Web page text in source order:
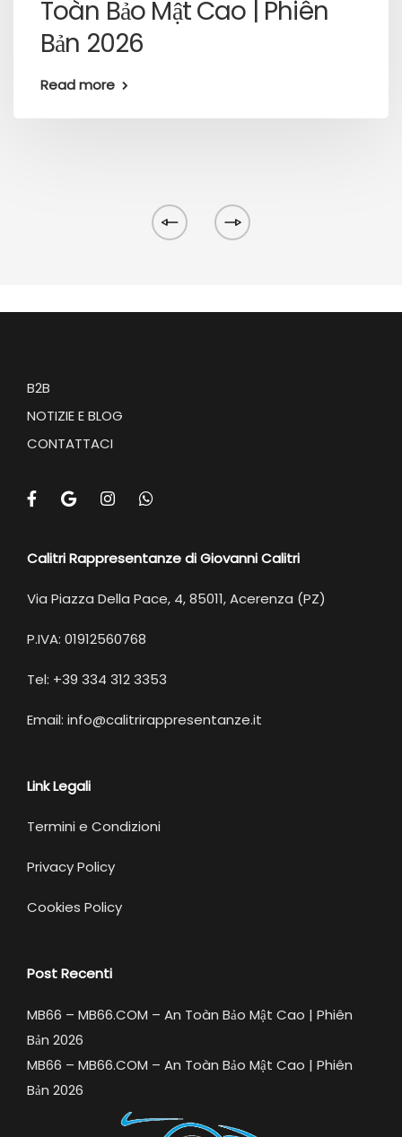
Toàn Bảo Mật Cao | Phiên
Bản 2026
Read more
B2B
NOTIZIE E BLOG
CONTATTACI
Calitri Rappresentanze di Giovanni Calitri
Via Piazza Della Pace, 4, 85011, Acerenza (PZ)
P.IVA: 01912560768
Tel: +39 334 312 3353
Email: info@calitrirappresentanze.it
Link Legali
Termini e Condizioni
Privacy Policy
Cookies Policy
Post Recenti
MB66 – MB66.COM – An Toàn Bảo Mật Cao | Phiên
Bản 2026
MB66 – MB66.COM – An Toàn Bảo Mật Cao | Phiên
Bản 2026